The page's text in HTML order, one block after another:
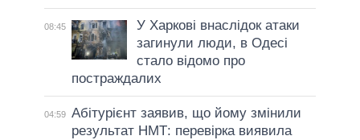
08:45
У Харкові внаслідок атаки
загинули люди, в Одесі
стало відомо про
постраждалих
04:59 Абітурієнт заявив, що йому змінили
результат НМТ: перевірка виявила